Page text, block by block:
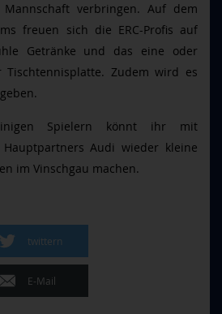
verbringen. Auf dem
freuen sich die ERC-Profis auf
Getränke und das eine oder
Zudem wird es
Spielern könnt ihr mit
Hauptpartners Audi wieder kleine
im Vinschgau machen.
twittern
E-Mail